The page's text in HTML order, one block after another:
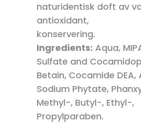
naturidentisk doft av
antioxidant,
konservering.
Ingredients: Aqua,
Sulfate and
Betain, Cocamide DEA,
Sodium Phytate,
Methyl-, Butyl-, Ethyl-,
Propylparaben.